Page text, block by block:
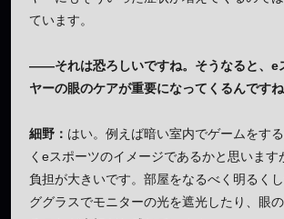
ています。
——それは恐ろしいですね。そうなると、e
ヤーの眼のケアが重要になってくるんですね
細野： はい。例えば暗い室内でゲームをす
くeスポーツのイメージであるかと思います
負担が大きいです。部屋をなるべく明るく
ググラスでモニターの光を遮光したり、眼